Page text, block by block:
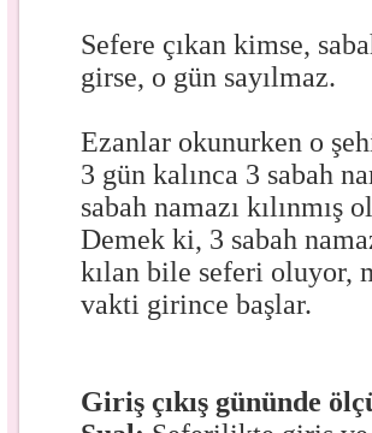
Sefere çıkan kimse,
girse, o gün sayılmaz.
Ezanlar okunurken o
3 gün kalınca 3 sabah
sabah namazı kılınmış
Demek ki, 3 sabah
kılan bile seferi oluyor,
vakti girince başlar.
Giriş çıkış gününde